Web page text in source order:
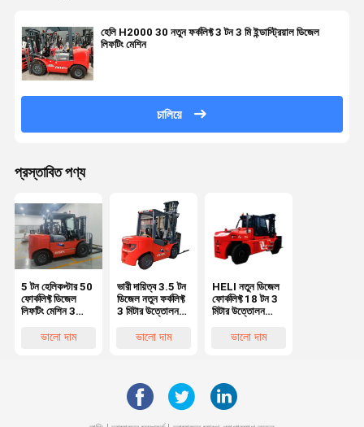
হেলি H2000 30 নতুন ফর্কলিফ্ট 3 টন 3 মি ইন্ডাস্ট্রিয়াল ডিজেল
লিফটিং মেশিন
চালিয়ে
প্রস্তাবিত পণ্য
5 টন হেলিকপ্টার 50
ফোর্কলিফ্ট ডিজেল
লিফটিং মেশিন 3
কেজি ওজন
ভালো দাম
ভারী দায়িত্ব 3.5 টন
ডিজেল নতুন ফর্কলিফ্ট
3 মিটার উত্তোলন
পুনর্নবীকরণ না
ভালো দাম
HELI নতুন ডিজেল
ফোর্কলিফ্ট 18 টন 3
মিটার উত্তোলন
পুনর্নবীকরণ না
ভালো দাম